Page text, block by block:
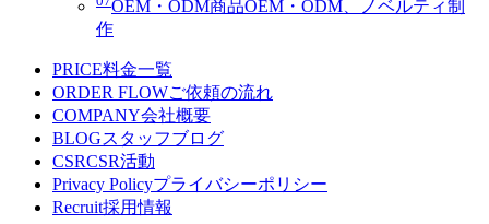
OEM・ODM商品OEM・ODM、ノベルティ制
作
PRICE料金一覧
ORDER FLOWご依頼の流れ
COMPANY会社概要
BLOGスタッフブログ
CSRCSR活動
Privacy Policyプライバシーポリシー
Recruit採用情報